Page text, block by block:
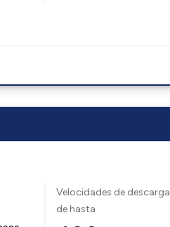
Velocidades de descarga
de hasta